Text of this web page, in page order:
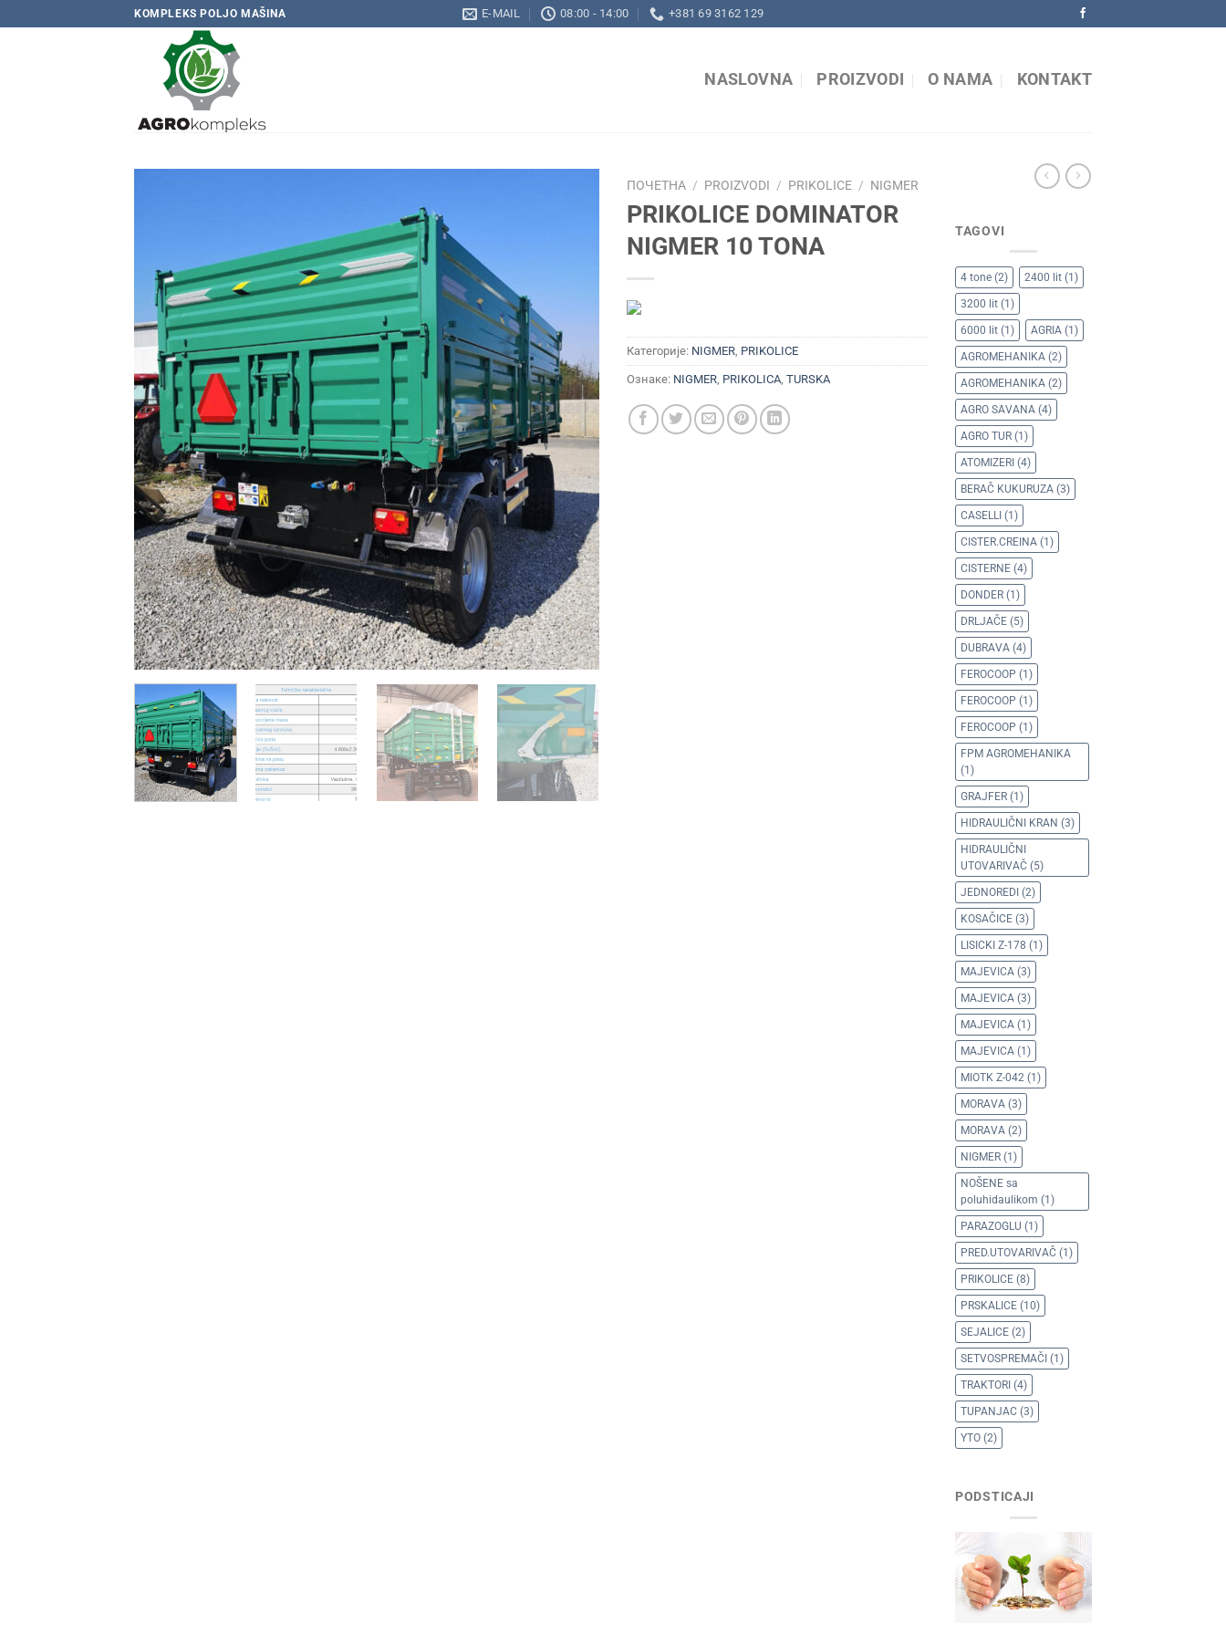
to
KOMPLEKS POLJO MAŠINA E-MAIL 08:00 - 14:00 +381 69 3162 129
NASLOVNA PROIZVODI O NAMA KONTAKT
ПОЧЕТНА / PROIZVODI / PRIKOLICE / NIGMER
PRIKOLICE DOMINATOR
NIGMER 10 TONA
Категорије: NIGMER PRIKOLICE
Ознаке: NIGMER PRIKOLICA TURSKA
TAGOVI
4 tone (2) 2400 lit (1)
3200 lit (1)
6000 lit (1) AGRIA (1)
AGROMEHANIKA (2)
AGROMEHANIKA (2)
AGRO SAVANA (4)
AGRO TUR (1)
ATOMIZERI (4)
BERAČ KUKURUZA (3)
CASELLI (1)
CISTER.CREINA (1)
CISTERNE (4)
DONDER (1)
DRLJAČE (5)
DUBRAVA (4)
FEROCOOP (1)
FEROCOOP (1)
FEROCOOP (1)
FPM AGROMEHANIKA
(1)
GRAJFER (1)
HIDRAULIČNI KRAN (3)
HIDRAULIČNI
UTOVARIVAČ (5)
JEDNOREDI (2)
KOSAČICE (3)
LISICKI Z-178 (1)
MAJEVICA (3)
MAJEVICA (3)
MAJEVICA (1)
MAJEVICA (1)
MIOTK Z-042 (1)
MORAVA (3)
MORAVA (2)
NIGMER (1)
NOŠENE sa
poluhidaulikom (1)
PARAZOGLU (1)
PRED.UTOVARIVAČ (1)
PRIKOLICE (8)
PRSKALICE (10)
SEJALICE (2)
SETVOSPREMAČI (1)
TRAKTORI (4)
TUPANJAC (3)
YTO (2)
PODSTICAJI